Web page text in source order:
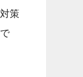
策